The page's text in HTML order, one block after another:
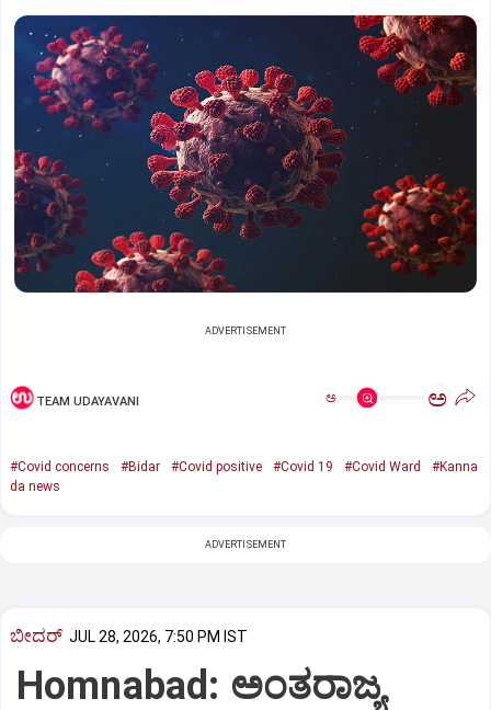
ADVERTISEMENT
TEAM UDAYAVANI ಅ ಅ
#Covid concerns #Bidar #Covid positive #Covid 19 #Covid Ward
#Kanna
da news
ADVERTISEMENT
ಬೀದರ್ JUL 28, 2026, 7:50 PM IST
Homnabad: ಅಂತರಾಜ್ಯ